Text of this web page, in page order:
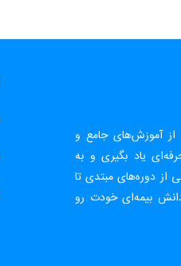
از آموزش‌های جامع و
یاد بگیری و به
از دوره‌های مبتدی تا
بیمه‌ای خودت رو